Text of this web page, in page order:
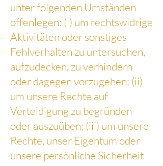
unter folgenden Umständen
offenlegen: (i) um rechtswidrige
Aktivitäten oder sonstiges
Fehlverhalten zu untersuchen,
aufzudecken, zu verhindern
oder dagegen vorzugehen; (ii)
um unsere Rechte auf
Verteidigung zu begründen
oder auszuüben; (iii) um unsere
Rechte, unser Eigentum oder
unsere persönliche Sicherheit